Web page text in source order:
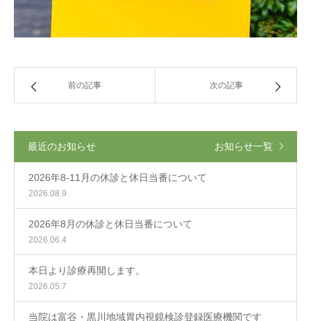
前の記事 次の記事
最近のお知らせ お知らせ一覧
2026年8-11月の休診と休日当番について
2026.08.9
2026年8月の休診と休日当番について
2026.06.4
本日より診療再開します。
2026.05.7
当院は富谷・黒川地域胃内視鏡検診登録医療機関です